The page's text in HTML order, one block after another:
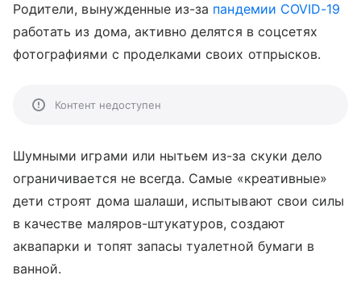
Родители, вынужденные из-за пандемии COVID-19
работать из дома, активно делятся в соцсетях
фотографиями с проделками своих отпрысков.
Контент недоступен
Шумными играми или нытьем из-за скуки дело
ограничивается не всегда. Самые «креативные»
дети строят дома шалаши, испытывают свои силы
в качестве маляров-штукатуров, создают
аквапарки и топят запасы туалетной бумаги в
ванной.